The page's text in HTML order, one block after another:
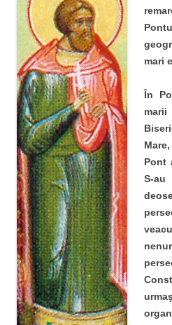
mari
În
Pont
S-